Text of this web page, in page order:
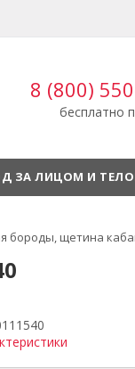
8 (800)
бесплатно
ЗА ЛИЦОМ И
бороды, щетина